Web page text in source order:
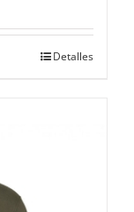
Detalles